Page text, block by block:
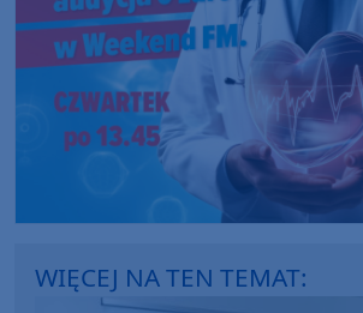
WIĘCEJ NA TEN TEMAT: